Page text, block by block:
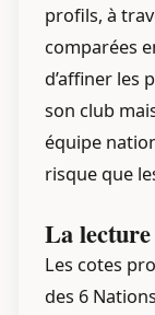
profils, à
comparées
d’affiner les
son club
équipe
risque que
La lecture
Les cotes
des 6